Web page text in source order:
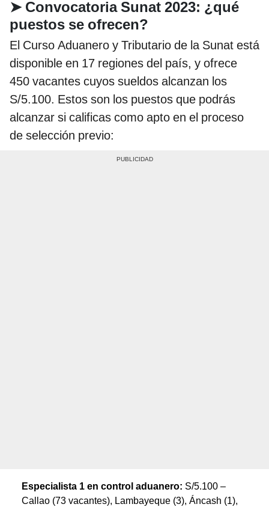
➤ Convocatoria Sunat 2023: ¿qué
puestos se ofrecen?
El Curso Aduanero y Tributario de la Sunat está
disponible en 17 regiones del país, y ofrece
450 vacantes cuyos sueldos alcanzan los
S/5.100. Estos son los puestos que podrás
alcanzar si calificas como apto en el proceso
de selección previo:
Especialista 1 en control aduanero: S/5.100 –
Callao (73 vacantes), Lambayeque (3), Áncash (1),